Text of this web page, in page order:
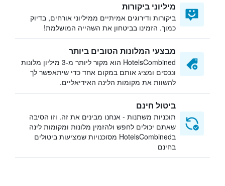
מיליוני ביקורות
ביקורות ודירוגים אמיתיים ממיליוני אורחים, בדיוק
כמוך. הזמינו בביטחון את השהייה המושלמת!
מבצעי המלונות הטובים ביותר
HotelsCombined הוא מקור ליותר מ-3 מיליון מלונות
ונכסים ומציג אותם במקום אחד כדי שיתאפשר לך
להשוות את מקומות הלינה האידיאליים.
ביטול חינם
תוכניות משתנות - אנחנו מבינים את זה. וזו הסיבה
שאתם יכולים לחפש ולהזמין מלונות ומקומות לינה
בHotelsCombined מסוכנויות שמציעות ביטולים
בחינם